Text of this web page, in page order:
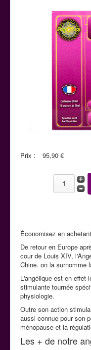
La
Prix : 95,90 €
Économisez en
De retour en Europe
cour de Louis XIV,
Chine. on la surnomme
L'angélique est en effet
stimulante tournée
physiologie.
Outre son action
aussi connue pour son
ménopause et la
Les + de notre